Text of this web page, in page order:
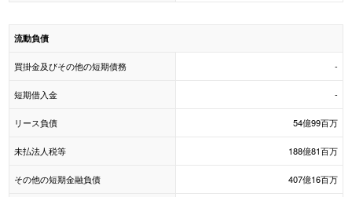
流動負債
買掛金及びその他の短期債務 -
短期借入金 -
リース負債 54億99百万
未払法人税等 188億81百万
その他の短期金融負債 407億16百万